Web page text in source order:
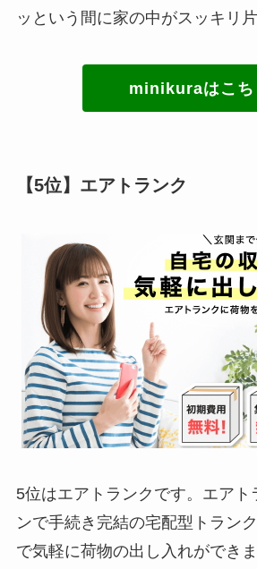
ッという間に家の中がスッキリ片
minikuraはこち
【5位】エアトランク
5位はエアトランクです。エアト
ンで手続き完結の宅配型トラン
で気軽に荷物の出し入れができ